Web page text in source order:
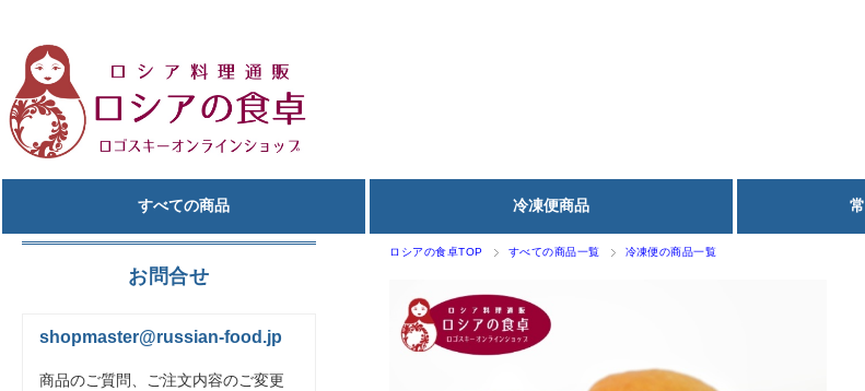
すべての商品 冷凍便商品
ロシアの食卓TOP すべての商品一覧 冷凍便の商品一覧
お問合せ
shopmaster@russian-food.jp
商品のご質問、ご注文内容のご変更